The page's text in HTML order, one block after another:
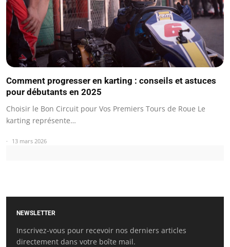
Comment progresser en karting : conseils et astuces
pour débutants en 2025
Choisir le Bon Circuit pour Vos Premiers Tours de Roue Le
karting représente…
13 mars 2026
NEWSLETTER
Inscrivez-vous pour recevoir nos derniers articles
directement dans votre boîte mail.